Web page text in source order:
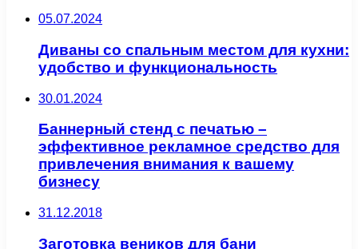
05.07.2024
Диваны со спальным местом для кухни:
удобство и функциональность
30.01.2024
Баннерный стенд с печатью –
эффективное рекламное средство для
привлечения внимания к вашему
бизнесу
31.12.2018
Заготовка веников для бани